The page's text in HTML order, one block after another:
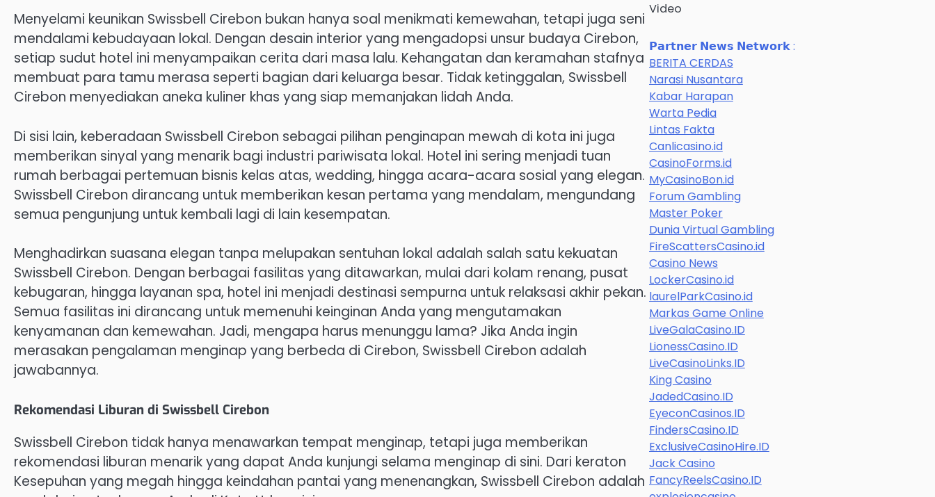
Menyelami keunikan Swissbell Cirebon bukan hanya soal menikmati kemewahan, tetapi juga seni
mendalami kebudayaan lokal. Dengan desain interior yang mengadopsi unsur budaya Cirebon,
setiap sudut hotel ini menyampaikan cerita dari masa lalu. Kehangatan dan keramahan stafnya
membuat para tamu merasa seperti bagian dari keluarga besar. Tidak ketinggalan, Swissbell
Cirebon menyediakan aneka kuliner khas yang siap memanjakan lidah Anda.
Di sisi lain, keberadaan Swissbell Cirebon sebagai pilihan penginapan mewah di kota ini juga
memberikan sinyal yang menarik bagi industri pariwisata lokal. Hotel ini sering menjadi tuan
rumah berbagai pertemuan bisnis kelas atas, wedding, hingga acara-acara sosial yang elegan.
Swissbell Cirebon dirancang untuk memberikan kesan pertama yang mendalam, mengundang
semua pengunjung untuk kembali lagi di lain kesempatan.
Menghadirkan suasana elegan tanpa melupakan sentuhan lokal adalah salah satu kekuatan
Swissbell Cirebon. Dengan berbagai fasilitas yang ditawarkan, mulai dari kolam renang, pusat
kebugaran, hingga layanan spa, hotel ini menjadi destinasi sempurna untuk relaksasi akhir pekan.
Semua fasilitas ini dirancang untuk memenuhi keinginan Anda yang mengutamakan
kenyamanan dan kemewahan. Jadi, mengapa harus menunggu lama? Jika Anda ingin
merasakan pengalaman menginap yang berbeda di Cirebon, Swissbell Cirebon adalah
jawabannya.
Rekomendasi Liburan di Swissbell Cirebon
Swissbell Cirebon tidak hanya menawarkan tempat menginap, tetapi juga memberikan
rekomendasi liburan menarik yang dapat Anda kunjungi selama menginap di sini. Dari keraton
Kesepuhan yang megah hingga keindahan pantai yang menenangkan, Swissbell Cirebon adalah
Video
𝗣𝗮𝗿𝘁𝗻𝗲𝗿 𝗡𝗲𝘄𝘀 𝗡𝗲𝘁𝘄𝗼𝗿𝗸 :
BERITA CERDAS
Narasi Nusantara
Kabar Harapan
Warta Pedia
Lintas Fakta
Canlicasino.id
CasinoForms.id
MyCasinoBon.id
Forum Gambling
Master Poker
Dunia Virtual Gambling
FireScattersCasino.id
Casino News
LockerCasino.id
laurelParkCasino.id
Markas Game Online
LiveGalaCasino.ID
LionessCasino.ID
LiveCasinoLinks.ID
King Casino
JadedCasino.ID
EyeconCasinos.ID
FindersCasino.ID
ExclusiveCasinoHire.ID
Jack Casino
FancyReelsCasino.ID